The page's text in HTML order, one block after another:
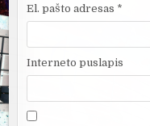
El. pašto adresas *
Interneto puslapis